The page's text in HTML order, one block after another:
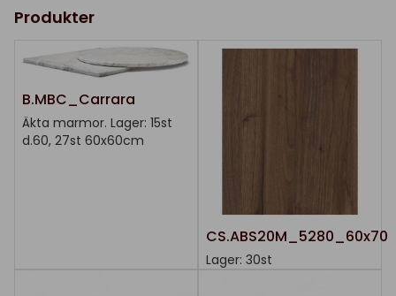
Produkter
B.MBC_Carrara
Äkta marmor. Lager: 15st
d.60, 27st 60x60cm
CS.ABS20M_5280_60x70
Lager: 30st